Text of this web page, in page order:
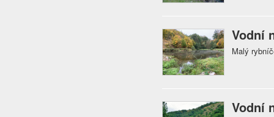
Vodní
Malý
Vodní